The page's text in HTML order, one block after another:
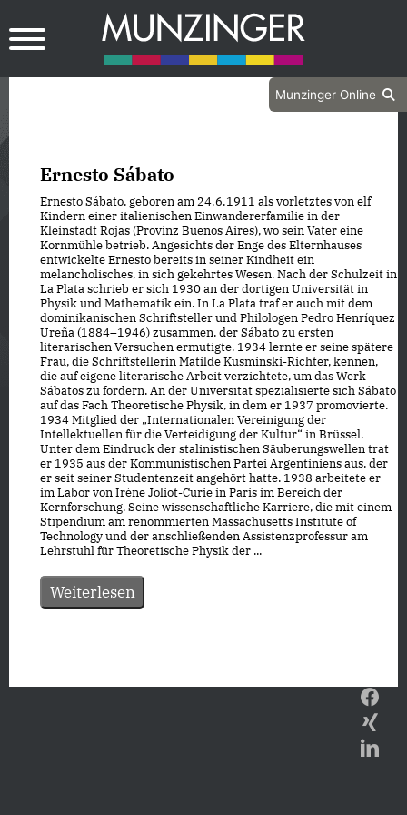
Munzinger Online
Ernesto Sábato
Ernesto Sábato, geboren am 24. 6. 1911 als vorletztes von elf
Kindern einer italienischen Einwandererfamilie in der
Kleinstadt Rojas (Provinz Buenos Aires), wo sein Vater eine
Kornmühle betrieb. Angesichts der Enge des Elternhauses
entwickelte Ernesto bereits in seiner Kindheit ein
melancholisches, in sich gekehrtes Wesen. Nach der Schulzeit in
La Plata schrieb er sich 1930 an der dortigen Universität in
Physik und Mathematik ein. In La Plata traf er auch mit dem
dominikanischen Schriftsteller und Philologen Pedro Henríquez
Ureña (1884–1946) zusammen, der Sábato zu ersten
literarischen Versuchen ermutigte. 1934 lernte er seine spätere
Frau, die Schriftstellerin Matilde Kusminski-Richter, kennen,
die auf eigene literarische Arbeit verzichtete, um das Werk
Sábatos zu fördern. An der Universität spezialisierte sich Sábato
auf das Fach Theoretische Physik, in dem er 1937 promovierte.
1934 Mitglied der „Internationalen Vereinigung der
Intellektuellen für die Verteidigung der Kultur“ in Brüssel.
Unter dem Eindruck der stalinistischen Säuberungswellen trat
er 1935 aus der Kommunistischen Partei Argentiniens aus, der
er seit seiner Studentenzeit angehört hatte. 1938 arbeitete er
im Labor von Irène Joliot-Curie in Paris im Bereich der
Kernforschung. Seine wissenschaftliche Karriere, die mit einem
Stipendium am renommierten Massachusetts Institute of
Technology und der anschließenden Assistenzprofessur am
Lehrstuhl für Theoretische Physik der ...
Weiterlesen